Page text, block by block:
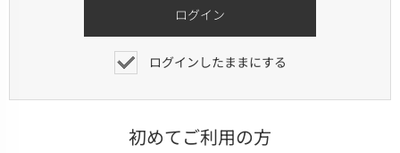
ログインしたままにする
初めてご利用の方